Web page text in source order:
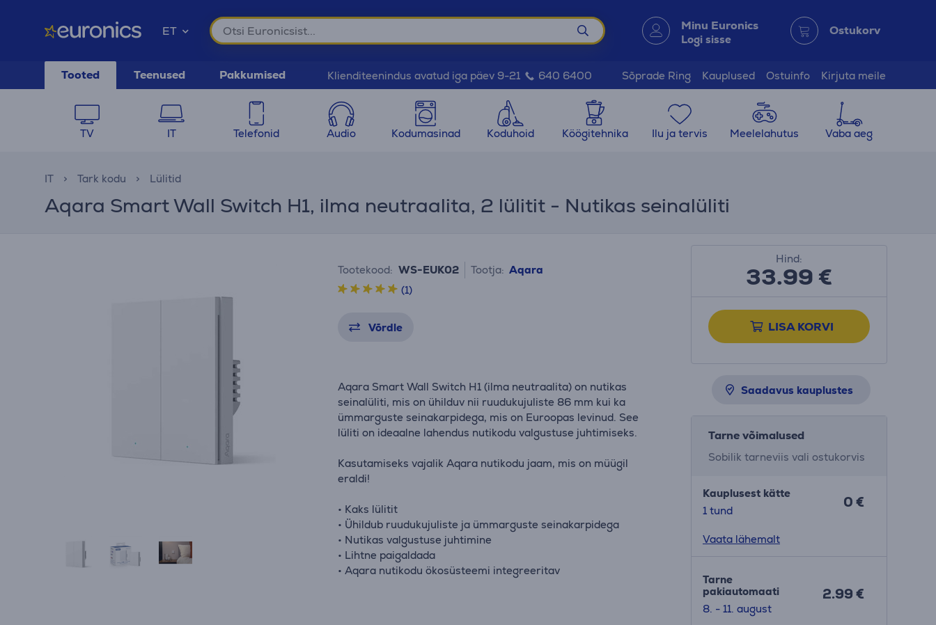
ET Minu Euronics
Logi sisse
Ostukorv
Tooted Teenused Pakkumised Klienditeenindus avatud iga päev 9-21 640 6400 Sõprade Ring Kauplused Ostuinfo Kirjuta meile
TV IT Telefonid Audio Kodumasinad Koduhoid Köögitehnika Ilu ja tervis Meelelahutus Vaba aeg
IT Tark kodu Lülitid
Aqara Smart Wall Switch H1, ilma neutraalita, 2 lülitit - Nutikas seinalüliti
Tootekood: WS-EUK02 Tootja: Aqara
(1)
Võrdle
Aqara Smart Wall Switch H1 (ilma neutraalita) on nutikas
seinalüliti, mis on ühilduv nii ruudukujuliste 86 mm kui ka
ümmarguste seinakarpidega, mis on Euroopas levinud. See
lüliti on ideaalne lahendus nutikodu valgustuse juhtimiseks.
Kasutamiseks vajalik Aqara nutikodu jaam, mis on müügil
eraldi!
• Kaks lülitit
• Ühildub ruudukujuliste ja ümmarguste seinakarpidega
• Nutikas valgustuse juhtimine
• Lihtne paigaldada
• Aqara nutikodu ökosüsteemi integreeritav
Hind:
33.99€
LISA KORVI
Saadavus kauplustes
Tarne võimalused
Sobilik tarneviis vali ostukorvis
Kauplusest kätte
1 tund
0 €
Vaata lähemalt
Tarne
pakiautomaati
8. - 11. august
2.99 €